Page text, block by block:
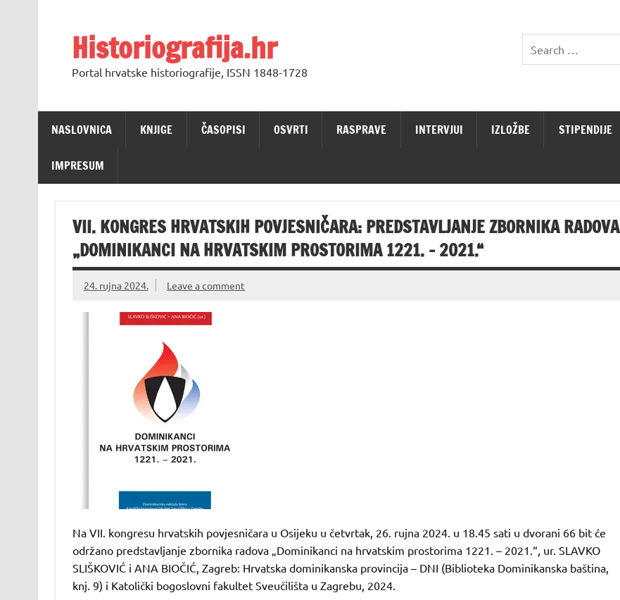
Historiografija.hr
Portal hrvatske historiografije, ISSN 1848-1728
NASLOVNICA KNJIGE ČASOPISI OSVRTI RASPRAVE INTERVJUI IZLOŽBE STIPENDIJE
IMPRESUM
VII. KONGRES HRVATSKIH POVJESNIČARA: PREDSTAVLJANJE ZBORNIKA RADOVA
„DOMINIKANCI NA HRVATSKIM PROSTORIMA 1221. – 2021.“
24. rujna 2024. Leave a comment
Na VII. kongresu hrvatskih povjesničara u Osijeku u četvrtak, 26. rujna 2024. u 18.45 sati u dvorani 66 bit će
održano predstavljanje zbornika radova „Dominikanci na hrvatskim prostorima 1221. – 2021.“, ur. SLAVKO
SLIŠKOVIĆ i ANA BIOČIĆ, Zagreb: Hrvatska dominikanska provincija – DNI (Biblioteka Dominikanska baština,
knj. 9) i Katolički bogoslovni fakultet Sveučilišta u Zagrebu, 2024.